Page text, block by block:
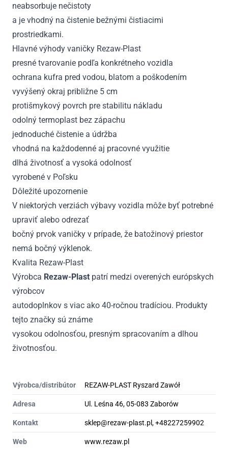
neabsorbuje nečistoty
a je vhodný na čistenie bežnými čistiacimi
prostriedkami.
Hlavné výhody vaničky Rezaw-Plast
presné tvarovanie podľa konkrétneho vozidla
ochrana kufra pred vodou, blatom a poškodením
vyvýšený okraj približne 5 cm
protišmykový povrch pre stabilitu nákladu
odolný termoplast bez zápachu
jednoduché čistenie a údržba
vhodná na každodenné aj pracovné využitie
dlhá životnosť a vysoká odolnosť
vyrobené v Poľsku
Dôležité upozornenie
V niektorých verziách výbavy vozidla môže byť potrebné
upraviť alebo odrezať
bočný prvok vaničky v prípade, že batožinový priestor
nemá bočný výklenok.
Kvalita Rezaw-Plast
Výrobca Rezaw-Plast patrí medzi overených európskych
výrobcov
autodoplnkov s viac ako 40-ročnou tradíciou. Produkty
tejto značky sú známe
vysokou odolnosťou, presným spracovaním a dlhou
životnosťou.
Výrobca/distribútor REZAW-PLAST Ryszard Zawół
Adresa Ul. Leśna 46, 05-083 Zaborów
Kontakt sklep@rezaw-plast.pl, +48227259902
Web www.rezaw.pl